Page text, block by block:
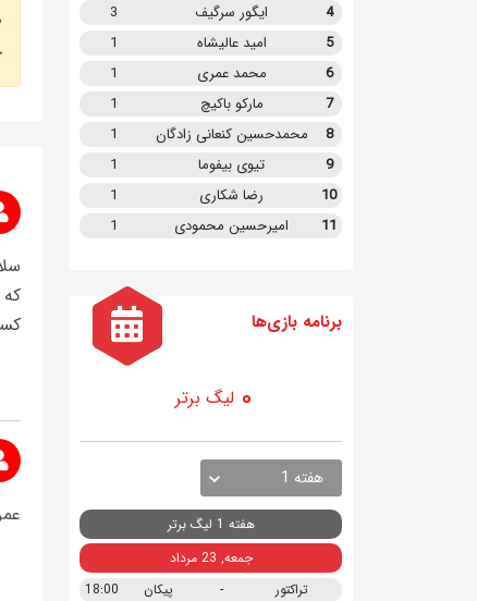
4
ایگور سرگیف
3
5
امید عالیشاه
1
6
محمد عمری
1
7
مارکو باکیچ
1
8
محمدحسین کنعانی زادگان
1
9
تیوی بیفوما
1
10
رضا شکاری
1
11
امیرحسین محمودی 1
برنامه بازی ها
لیگ برتر
هفته 1
هفته 1 لیگ برتر
جمعه, 23 مرداد
تراکتور
- پیکان
18:00